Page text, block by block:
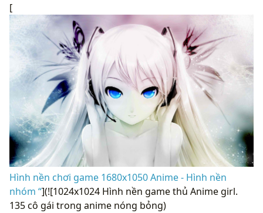
[
Hình nền chơi game 1680x1050 Anime - Hình nền
nhóm “](![1024x1024 Hình nền game thủ Anime girl.
135 cô gái trong anime nóng bỏng)